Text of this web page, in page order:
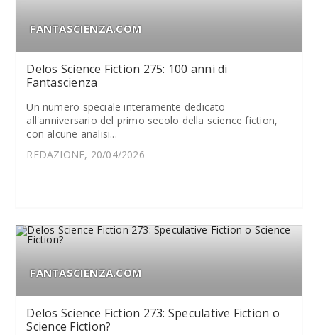
FANTASCIENZA.COM
Delos Science Fiction 275: 100 anni di
Fantascienza
Un numero speciale interamente dedicato
all'anniversario del primo secolo della science fiction,
con alcune analisi...
REDAZIONE, 20/04/2026
FANTASCIENZA.COM
Delos Science Fiction 273: Speculative Fiction o
Science Fiction?